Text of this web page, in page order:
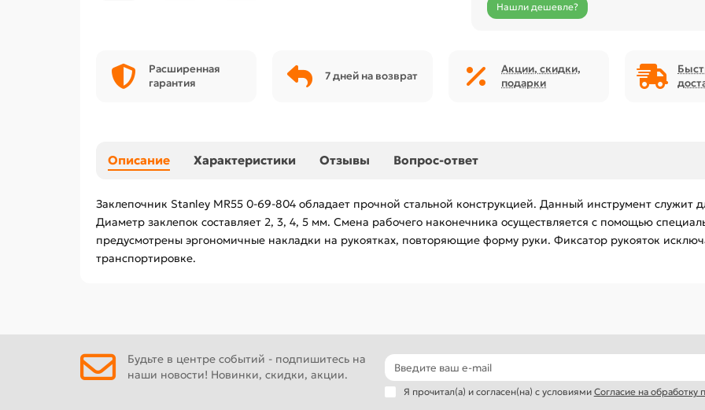
Нашли дешевле?
Расширенная
гарантия
7 дней на возврат
Акции, скидки,
подарки
Описание Характеристики Отзывы Вопрос-ответ
Заклепочник Stanley MR55 0-69-804 обладает прочной стальной конструкцией. Данный инструмент служит
Диаметр заклепок составляет 2, 3, 4, 5 мм. Смена рабочего наконечника осуществляется с помощью
предусмотрены эргономичные накладки на рукоятках, повторяющие форму руки. Фиксатор рукояток
транспортировке.
Будьте в центре событий - подпишитесь на
наши новости! Новинки, скидки, акции.
Я прочитал(а) и согласен(на) с условиями Согласие на обработку